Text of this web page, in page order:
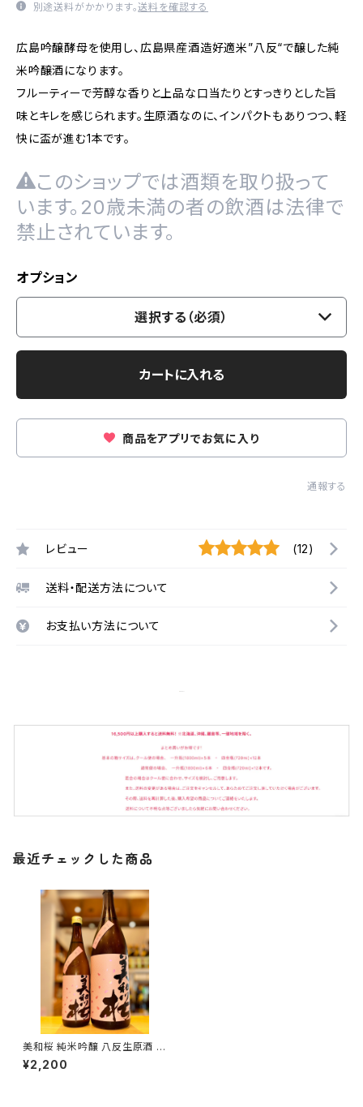
別途送料がかかります。送料を確認する
広島吟醸酵母を使用し、広島県産酒造好適米”八反“で醸した純
米吟醸酒になります。
フルーティーで芳醇な香りと上品な口当たりとすっきりとした旨
味とキレを感じられます。生原酒なのに、インパクトもありつつ、軽
快に盃が進む1本です。
このショップでは酒類を取り扱って
います。20歳未満の者の飲酒は法律で
禁止されています。
オプション
選択する（必須）
カートに入れる
商品をアプリでお気に入り
通報する
レビュー (12)
送料・配送方法について
お支払い方法について
最近チェックした商品
美和桜 純米吟醸 八反生原酒 7
20ml１本（美和桜酒造・広島県
三次市三和町）
¥2,200